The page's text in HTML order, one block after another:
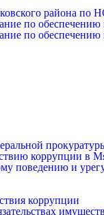
района по
по
по
коррупции в
поведению и
коррупции